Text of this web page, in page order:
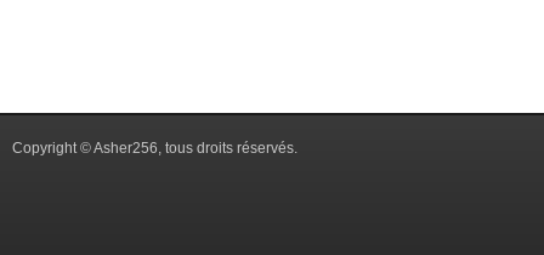
Copyright © Asher256, tous droits réservés.